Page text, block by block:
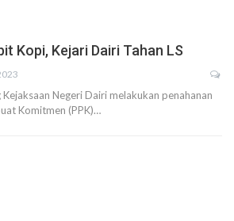
Kopi, Kejari Dairi Tahan LS
Negeri Dairi melakukan penahanan
Komitmen (PPK)…